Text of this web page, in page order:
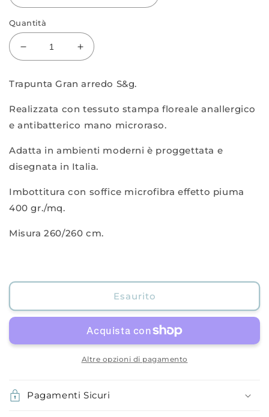
Quantità
Diminuisci
quantità
Trapunta
stampata
Aumenta
quantità
Trapunta
Trapunta Gran arredo S&g.
Realizzata con tessuto stampa floreale anallergico
e antibatterico mano microraso.
Adatta in ambienti moderni è proggettata e
disegnata in Italia.
Imbottitura con soffice microfibra effetto piuma
400 gr./mq.
Misura 260/260 cm.
Esaurito
Altre opzioni di pagamento
Pagamenti Sicuri